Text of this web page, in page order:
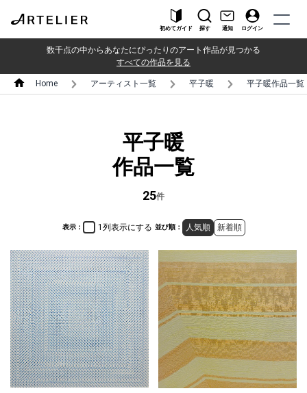
初めてガイド 探す 通知 ログイン
数千点の中からあなたにぴったりのアート作品が見つかる
すべての作品を見る
Home アーティスト一覧 平子暖 平子暖作品一覧
平子暖
作品一覧
25件
表示： 1列表示にする 並び順： 人気順 新着順